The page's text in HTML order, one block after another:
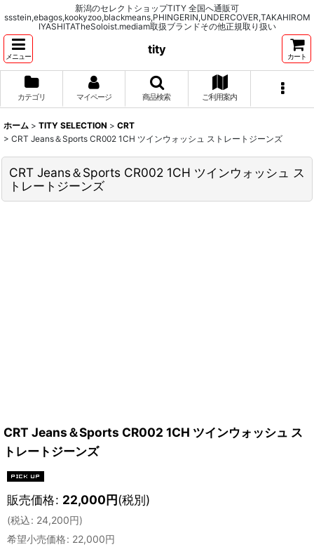
新潟のセレクトショップTITY 全国へ通販可
ssstein,ebagos,kookyzoo,blackmeans,PHINGERIN,UNDERCOVER,TAKAHIROM
IYASHITATheSoloist.mediam取扱ブランドその他正規取り扱い
メニュー
tity
カート
カテゴリ マイページ 商品検索 ご利用案内
ホーム > TITY SELECTION > CRT
> CRT Jeans＆Sports CR002 1CH ツインウォッシュ ストレートジーンズ
CRT Jeans＆Sports CR002 1CH ツインウォッシュ ス
トレートジーンズ
CRT Jeans＆Sports CR002 1CH ツインウォッシュ ス
トレートジーンズ
販売価格: 22,000円(税別)
(税込: 24,200円)
希望小売価格: 22,000円